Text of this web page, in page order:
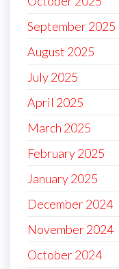
September 2025
August 2025
July 2025
April 2025
March 2025
February 2025
January 2025
December 2024
November 2024
October 2024